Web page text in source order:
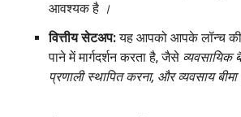
आवश्यक है ।
वित्तीय सेटअप:यह आपको आपके लॉन्च की
पाने में मार्गदर्शन करता है, जैसे व्यवसायिक
प्रणाली स्थापित करना, और व्यवसाय